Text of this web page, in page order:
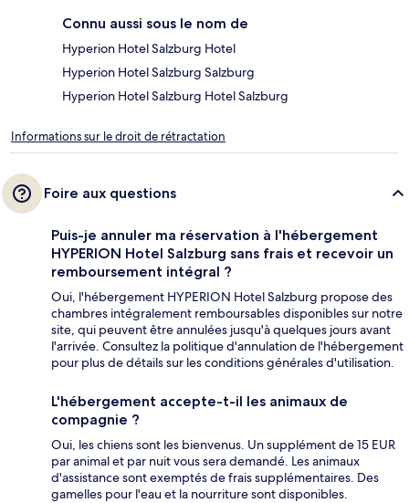
Connu aussi sous le nom de
Hyperion Hotel Salzburg Hotel
Hyperion Hotel Salzburg Salzburg
Hyperion Hotel Salzburg Hotel Salzburg
Informations sur le droit de rétractation
Foire aux questions
Puis-je annuler ma réservation à l'hébergement
HYPERION Hotel Salzburg sans frais et recevoir un
remboursement intégral ?
Oui, l'hébergement HYPERION Hotel Salzburg propose des
chambres intégralement remboursables disponibles sur notre
site, qui peuvent être annulées jusqu'à quelques jours avant
l'arrivée. Consultez la politique d'annulation de l'hébergement
pour plus de détails sur les conditions générales d'utilisation.
L'hébergement accepte-t-il les animaux de
compagnie ?
Oui, les chiens sont les bienvenus. Un supplément de 15 EUR
par animal et par nuit vous sera demandé. Les animaux
d'assistance sont exemptés de frais supplémentaires. Des
gamelles pour l'eau et la nourriture sont disponibles.